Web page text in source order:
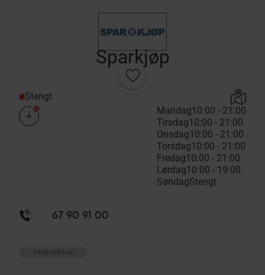
Sparkjøp
Stengt
Mandag10:00 - 21:00
Tirsdag10:00 - 21:00
Onsdag10:00 - 21:00
Torsdag10:00 - 21:00
Fredag10:00 - 21:00
Lørdag10:00 - 19:00
SøndagStengt
67 90 91 00
Matbutikker